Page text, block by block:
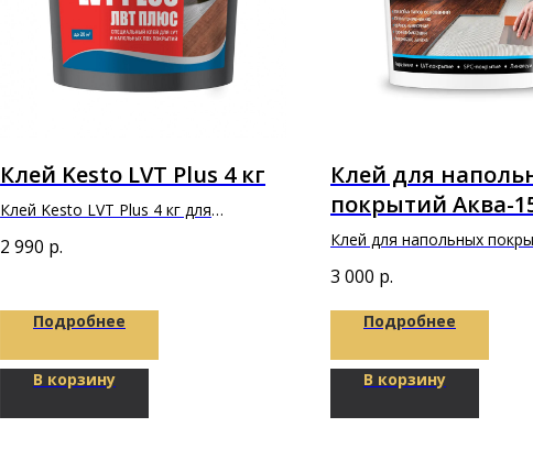
Клей Kesto LVT Plus 4 кг
Клей Kesto LVT Plus 4 кг для
покрытий и плиток из ПВХ
2 990 р.
Подробнее
В корзину
Клей для
покрытий Аква-
"Фиксус"
Клей для напольных
3 000 р.
Подробнее
В корзину